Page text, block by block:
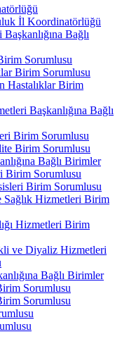
İl Koordinatörlüğü
Bağlı
Sorumlusu
Birim Sorumlusu
Hastalıklar Birim
Başkanlığına Bağlı
Birim Sorumlusu
Birim Sorumlusu
Bağlı Birimler
Birim Sorumlusu
Birim Sorumlusu
Hizmetleri Birim
Hizmetleri Birim
ve Diyaliz Hizmetleri
Bağlı Birimler
Sorumlusu
Sorumlusu